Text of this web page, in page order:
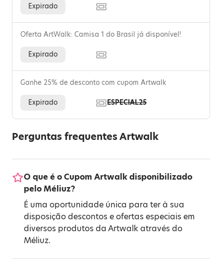
Expirado
Oferta ArtWalk: Camisa 1 do Brasil já disponível!
Expirado
Ganhe 25% de desconto com cupom Artwalk
Expirado ESPECIAL25
Perguntas frequentes Artwalk
O que é o Cupom Artwalk disponibilizado
pelo Méliuz?
É uma oportunidade única para ter à sua
disposição descontos e ofertas especiais em
diversos produtos da Artwalk através do
Méliuz.